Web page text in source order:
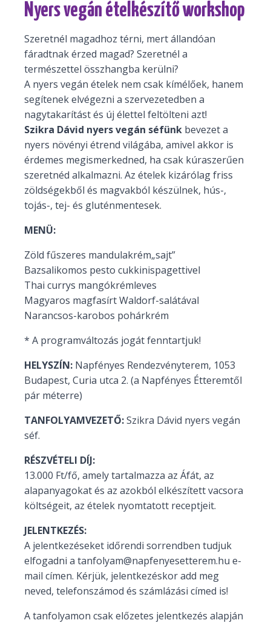
Nyers vegán ételkészítő workshop
Szeretnél magadhoz térni, mert állandóan
fáradtnak érzed magad? Szeretnél a
természettel összhangba kerülni?
A nyers vegán ételek nem csak kímélőek, hanem
segítenek elvégezni a szervezetedben a
nagytakarítást és új élettel feltölteni azt!
Szikra Dávid nyers vegán séfünk bevezet a
nyers növényi étrend világába, amivel akkor is
érdemes megismerkedned, ha csak kúraszerűen
szeretnéd alkalmazni. Az ételek kizárólag friss
zöldségekből és magvakból készülnek, hús-,
tojás-, tej- és gluténmentesek.
MENÜ:
Zöld fűszeres mandulakrém„sajt”
Bazsalikomos pesto cukkinispagettivel
Thai currys mangókrémleves
Magyaros magfasírt Waldorf-salátával
Narancsos-karobos pohárkrém
* A programváltozás jogát fenntartjuk!
HELYSZÍN: Napfényes Rendezvényterem, 1053
Budapest, Curia utca 2. (a Napfényes Étteremtől
pár méterre)
TANFOLYAMVEZETŐ:Szikra Dávid nyers vegán
séf.
RÉSZVÉTELI DÍJ:
13.000 Ft/fő, amely tartalmazza az Áfát, az
alapanyagokat és az azokból elkészített vacsora
költségeit, az ételek nyomtatott receptjeit.
JELENTKEZÉS:
A jelentkezéseket időrendi sorrendben tudjuk
elfogadni a tanfolyam@napfenyesetterem.hu e-
mail címen. Kérjük, jelentkezéskor add meg
neved, telefonszámod és számlázási címed is!
A tanfolyamon csak előzetes jelentkezés alapján